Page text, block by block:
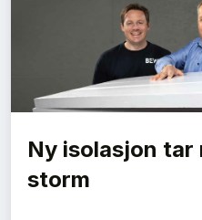
Vi Bygger Vestland 2026
Byggenæringens
Ny isolasjon tar
storm